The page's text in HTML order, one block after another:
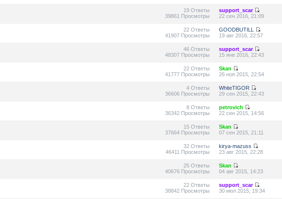
19 Ответы
39861 Просмотры
support_scar
22 сен 2016, 21:09
22 Ответы
41907 Просмотры
GOODBUTILL
19 авг 2016, 22:57
46 Ответы
48307 Просмотры
support_scar
15 янв 2016, 22:43
22 Ответы
41777 Просмотры
Skan
26 ноя 2015, 22:54
4 Ответы
36606 Просмотры
WhiteTIGOR
29 сен 2015, 22:43
8 Ответы
36342 Просмотры
petrovich
22 сен 2015, 14:56
15 Ответы
37664 Просмотры
Skan
07 сен 2015, 21:11
32 Ответы
46411 Просмотры
kirya-mazuss
23 авг 2015, 22:28
25 Ответы
40676 Просмотры
Skan
04 авг 2015, 14:23
22 Ответы
38842 Просмотры
support_scar
30 июл 2015, 19:34